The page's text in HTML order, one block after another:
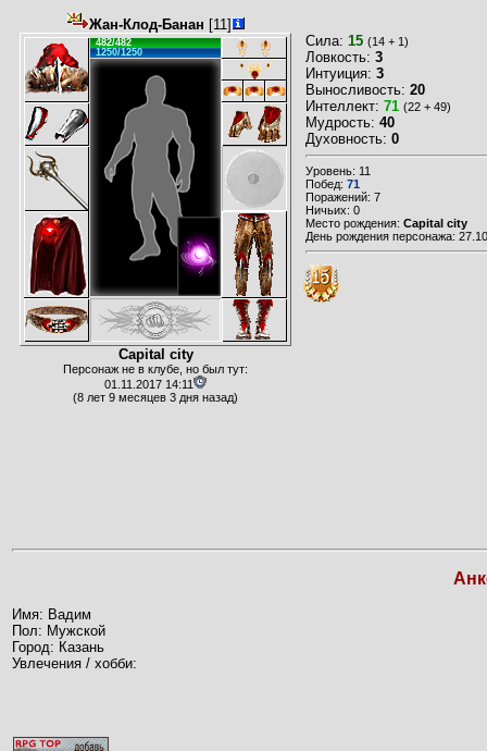
Жан-Клод-Банан [11]
482/482
1250/1250
Capital city
Персонаж не в клубе, но был тут:
01.11.2017 14:11
(8 лет 9 месяцев 3 дня назад)
Сила: 15 (14 + 1)
Ловкость: 3
Интуиция: 3
Выносливость: 20
Интеллект: 71 (22 + 49)
Мудрость: 40
Духовность: 0
Уровень: 11
Побед: 71
Поражений: 7
Ничьих: 0
Место рождения: Capital city
День рождения персонажа:
Имя: Вадим
Пол: Мужской
Город: Казань
Увлечения / хобби: